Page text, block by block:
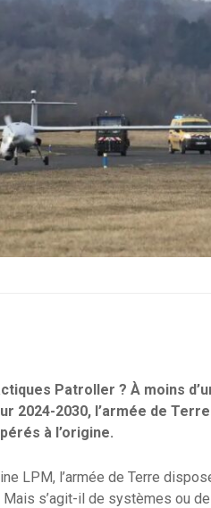
Patroller ? À moins
2024-2030, l’armée de
à l’origine.
LPM, l’armée de Terre
s’agit-il de systèmes ou